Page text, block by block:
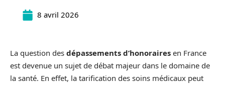
8 avril 2026
La question des dépassements d’honoraires en France
est devenue un sujet de débat majeur dans le domaine de
la santé. En effet, la tarification des soins médicaux peut